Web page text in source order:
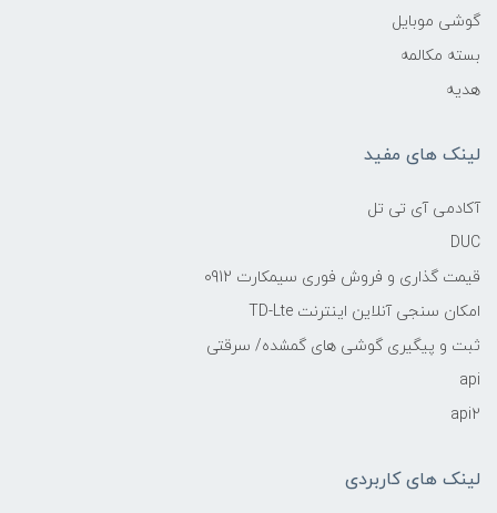
گوشی موبایل
بسته مکالمه
هدیه
لینک های مفید
آکادمی آی تی تل
DUC
قیمت گذاری و فروش فوری سیمکارت 0912
امکان سنجی آنلاین اینترنت TD-Lte
ثبت و پیگیری گوشی های گمشده/ سرقتی
api
api2
لینک های کاربردی